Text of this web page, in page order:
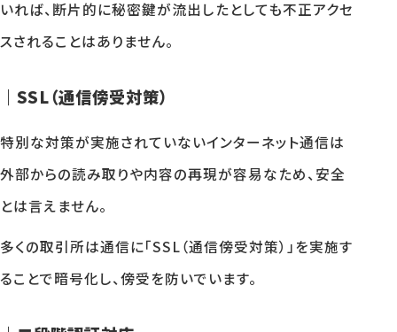
いれば、断片的に秘密鍵が流出したとしても不正アクセ
スされることはありません。
｜SSL（通信傍受対策）
特別な対策が実施されていないインターネット通信は
外部からの読み取りや内容の再現が容易なため、安全
とは言えません。
多くの取引所は通信に「SSL（通信傍受対策）」を実施す
ることで暗号化し、傍受を防いでいます。